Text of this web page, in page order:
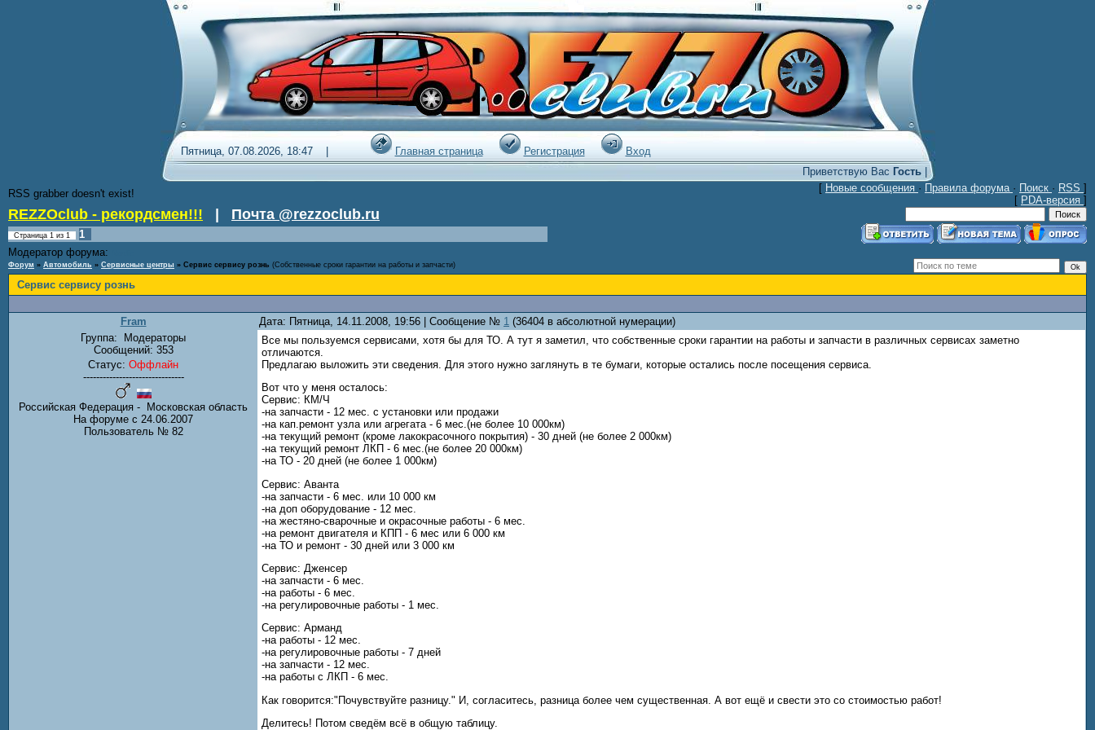
Пятница, 07.08.2026, 18:47 | Главная страница Регистрация
Вход
Приветствую Вас Гость|
RSS grabber doesn't exist!
[ Новые сообщения · Правила форума · Поиск · RSS ]
[ PDA-версия ]
REZZOclub - рекордсмен!!! Почта @rezzoclub.ru
Страница 1 из 1
1
Модератор форума:
Форум » Автомобиль » Сервисные центры » Сервис сервису рознь (Собственные сроки гарантии на работы и запчасти)
Сервис сервису рознь
Fram Дата: Пятница, 14.11.2008, 19:56 | Сообщение № 1 (36404 в абсолютной нумерации)
Группа:
Модераторы
Сообщений: 353
Статус: Оффлайн
-------------------------------
Российская Федерация - Московская область
На форуме с 24.06.2007
Пользователь № 82
Все мы пользуемся сервисами, хотя бы для ТО. А тут я заметил, что собственные сроки гарантии на работы и запчасти в различных сервисах заметно
отличаются.
Предлагаю выложить эти сведения. Для этого нужно заглянуть в те бумаги, которые остались после посещения сервиса.
Вот что у меня осталось:
Сервис: КМ/Ч
-на запчасти - 12 мес. с установки или продажи
-на кап.ремонт узла или агрегата - 6 мес.(не более 10 000км)
-на текущий ремонт (кроме лакокрасочного покрытия) - 30 дней (не более 2 000км)
-на текущий ремонт ЛКП - 6 мес.(не более 20 000км)
-на ТО - 20 дней (не более 1 000км)
Сервис: Аванта
-на запчасти - 6 мес. или 10 000 км
-на доп оборудование - 12 мес.
-на жестяно-сварочные и окрасочные работы - 6 мес.
-на ремонт двигателя и КПП - 6 мес или 6 000 км
-на ТО и ремонт - 30 дней или 3 000 км
Сервис: Дженсер
-на запчасти - 6 мес.
-на работы - 6 мес.
-на регулировочные работы - 1 мес.
Сервис: Арманд
-на работы - 12 мес.
-на регулировочные работы - 7 дней
-на запчасти - 12 мес.
-на работы с ЛКП - 6 мес.
Как говорится:"Почувствуйте разницу." И, согласитесь, разница более чем существенная. А вот ещё и свести это со стоимостью работ!
Делитесь! Потом сведём всё в общую таблицу.